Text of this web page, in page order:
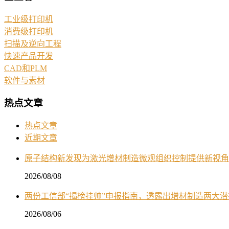
工业级打印机
消费级打印机
扫描及逆向工程
快速产品开发
CAD和PLM
软件与素材
热点文章
热点文章
近期文章
原子结构新发现为激光增材制造微观组织控制提供新视角
2026/08/08
两份工信部“揭榜挂帅”申报指南，透露出增材制造两大
2026/08/06